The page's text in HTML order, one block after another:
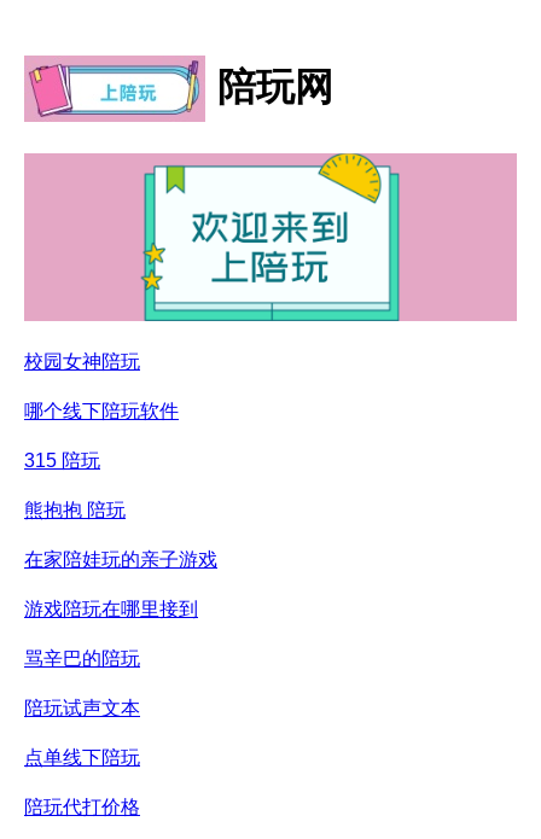
陪玩网
校园女神陪玩
哪个线下陪玩软件
315 陪玩
熊抱抱 陪玩
在家陪娃玩的亲子游戏
游戏陪玩在哪里接到
骂辛巴的陪玩
陪玩试声文本
点单线下陪玩
陪玩代打价格